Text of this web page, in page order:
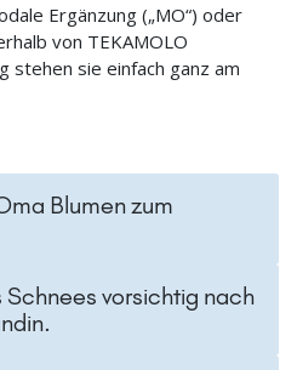
Ergänzung („MO“) oder
von TEKAMOLO
stehen sie einfach ganz am
Blumen zum
vorsichtig nach